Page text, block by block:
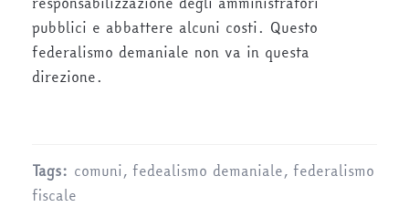
pubblici e abbattere alcuni costi. Questo
federalismo demaniale non va in questa
direzione.
Tags: comuni, fedealismo demaniale, federalismo
fiscale